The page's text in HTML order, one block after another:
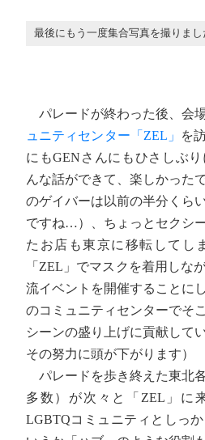
最後にもう一度集合写真を撮りまし
パレードが終わった後、会
ュニティセンター「ZEL」
を
にもGENさんにもひさしぶ
んな話ができて、楽しかった
のゲイバーは以前の半分くら
ですね…）、ちょっとセクシ
たお店も東京に移転してし
「ZEL」でマスクを着用しな
流イベントを開催することに
のコミュニティセンターでそ
シーンの盛り上げに貢献して
その努力に頭が下がります）
パレードを歩き終えた東北
多数）が次々と「ZEL」に
LGBTQコミュニティとしっ